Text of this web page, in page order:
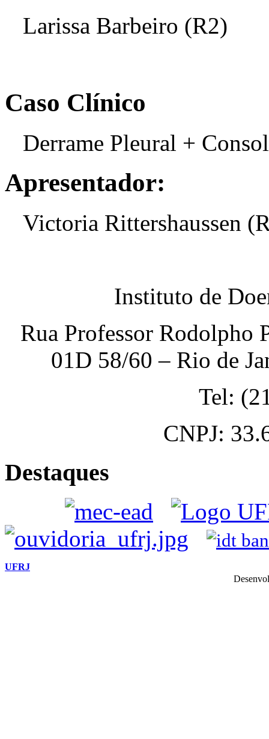
Larissa Barbeiro (R2)
Caso Clínico
Derrame Pleural +
Apresentador:
Victoria Rittershaussen
Instituto de
Rua Professor Rodolpho
01D 58/60 – Rio de
Tel:
CNPJ:
Destaques
UFRJ